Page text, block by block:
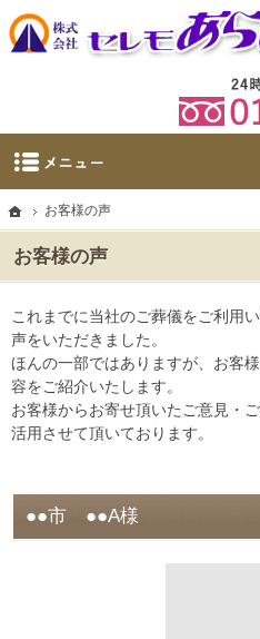
ホーム
お客様の声
お客様の声
太田市に自社斎場を完備。群馬県太田市・大泉町の
【公式】群馬県太田市・大泉町の葬儀・家族葬・葬
これまでに当社のご葬儀をご利用
声をいただきました。
ほんの一部ではありますが、お客
容をご紹介いたします。
お客様からお寄せ頂いたご意見・
活用させて頂いております。
●●市 ●●A様